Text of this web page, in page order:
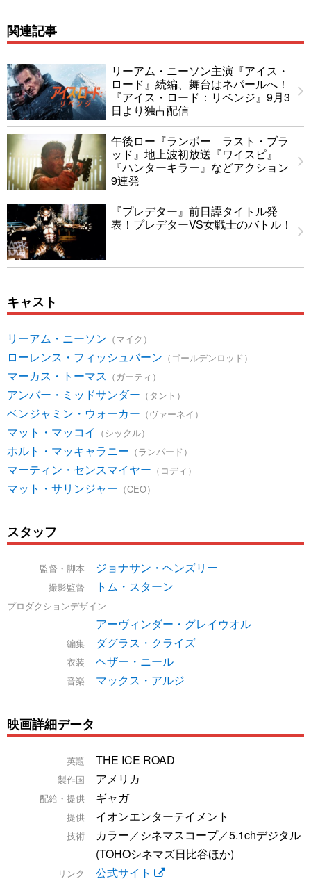
関連記事
リーアム・ニーソン主演『アイス・
ロード』続編、舞台はネパールへ！
『アイス・ロード：リベンジ』9月3
日より独占配信
午後ロー『ランボー ラスト・ブラ
ッド』地上波初放送『ワイスピ』
『ハンターキラー』などアクション
9連発
『プレデター』前日譚タイトル発
表！プレデターVS女戦士のバトル！
キャスト
リーアム・ニーソン （マイク）
ローレンス・フィッシュバーン （ゴールデンロッド）
マーカス・トーマス （ガーティ）
アンバー・ミッドサンダー （タント）
ベンジャミン・ウォーカー （ヴァーネイ）
マット・マッコイ （シックル）
ホルト・マッキャラニー （ランパード）
マーティン・センスマイヤー （コディ）
マット・サリンジャー （CEO）
スタッフ
監督・脚本 ジョナサン・ヘンズリー
撮影監督 トム・スターン
プロダクションデザイン
アーヴィンダー・グレイウオル
編集 ダグラス・クライズ
衣装 ヘザー・ニール
音楽 マックス・アルジ
映画詳細データ
英題 THE ICE ROAD
製作国 アメリカ
配給・提供 ギャガ
提供 イオンエンターテイメント
技術
カラー／シネマスコープ／5.1chデジタル
(TOHOシネマズ日比谷ほか)
リンク 公式サイト